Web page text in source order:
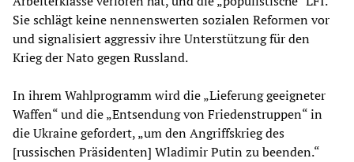
Sie schlägt keine nennenswerten sozialen Reformen vor
und signalisiert aggressiv ihre Unterstützung für den
Krieg der Nato gegen Russland.
In ihrem Wahlprogramm wird die „Lieferung geeigneter
Waffen“ und die „Entsendung von Friedenstruppen“ in
die Ukraine gefordert, „um den Angriffskrieg des
[russischen Präsidenten] Wladimir Putin zu beenden.“